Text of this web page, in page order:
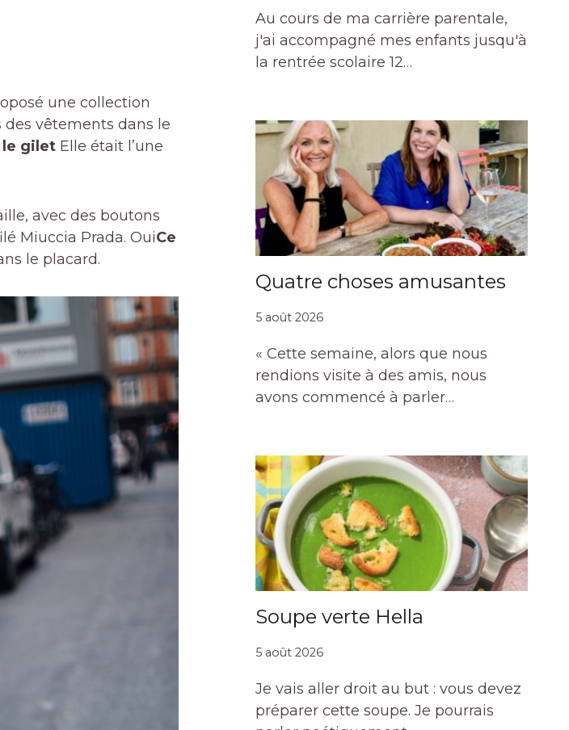
une collection
vêtements dans le
le gilet Elle était l’une
avec des boutons
Miuccia Prada. OuiCe
le placard.
Au cours de ma carrière parentale,
j'ai accompagné mes enfants jusqu'à
la rentrée scolaire 12…
Quatre choses amusantes
5 août 2026
« Cette semaine, alors que nous
rendions visite à des amis, nous
avons commencé à parler…
Soupe verte Hella
5 août 2026
Je vais aller droit au but : vous devez
préparer cette soupe. Je pourrais